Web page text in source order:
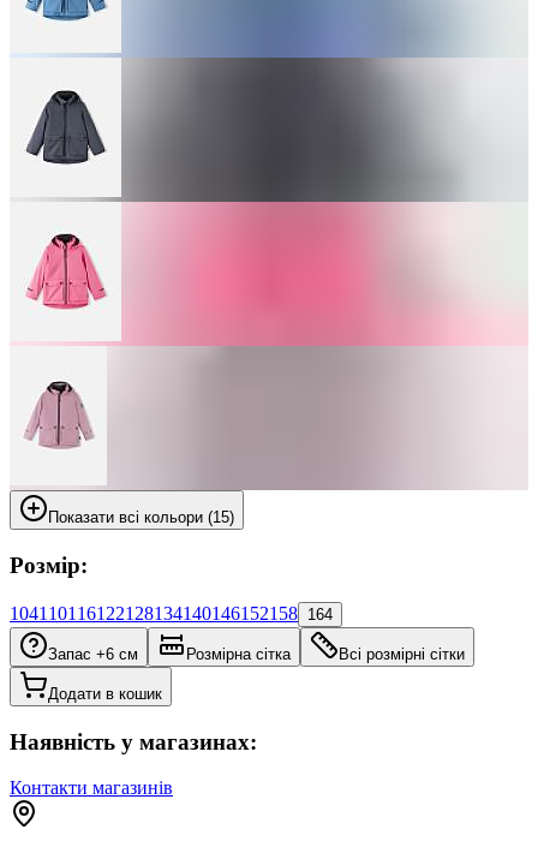
Показати всі кольори (15)
Розмір:
104110116122128134140146152158 164
Запас +6 см Розмірна сітка Всі розмірні сітки
Додати в кошик
Наявність у магазинах:
Контакти магазинів